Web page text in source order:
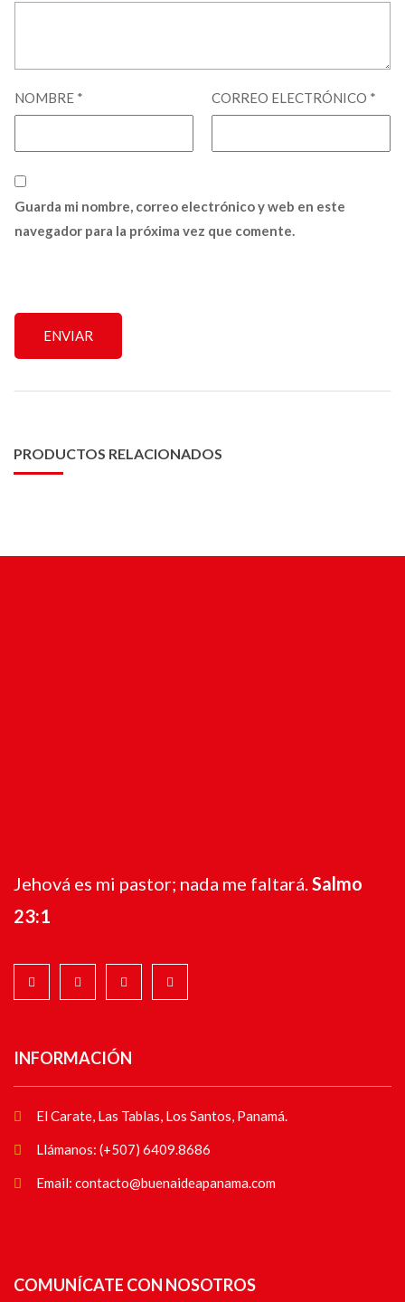
NOMBRE * CORREO ELECTRÓNICO *
Guarda mi nombre, correo electrónico y web en este
navegador para la próxima vez que comente.
PRODUCTOS RELACIONADOS
Jehová es mi pastor; nada me faltará. Salmo
23:1
INFORMACIÓN
El Carate, Las Tablas, Los Santos, Panamá.
Llámanos: (+507) 6409.8686
Email: contacto@buenaideapanama.com
COMUNÍCATE CON NOSOTROS